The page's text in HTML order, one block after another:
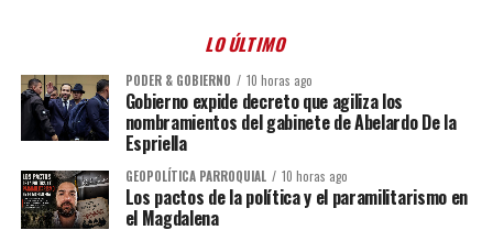
LO ÚLTIMO
PODER & GOBIERNO 10 horas ago
Gobierno expide decreto que agiliza los
nombramientos del gabinete de Abelardo De la
Espriella
GEOPOLÍTICA PARROQUIAL 10 horas ago
Los pactos de la política y el paramilitarismo en
el Magdalena